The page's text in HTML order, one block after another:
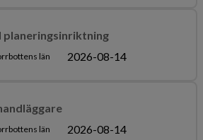
planeringsinriktning
län 2026-08-14
län 2026-08-14